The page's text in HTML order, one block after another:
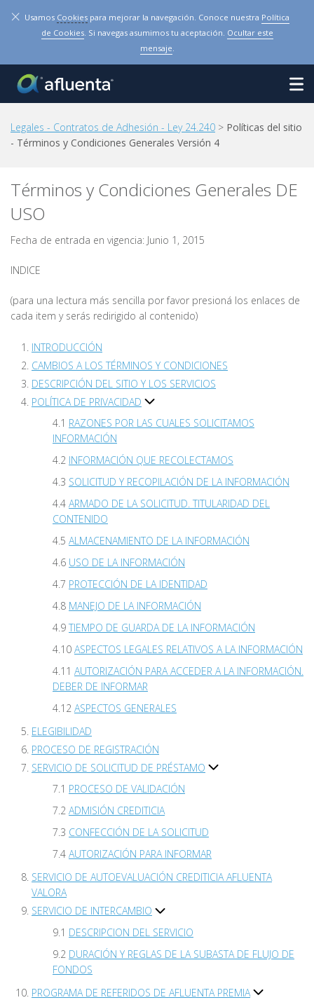
× Usamos Cookies para mejorar la navegación. Conoce nuestra Política
de Cookies. Si navegas asumimos tu aceptación. Ocultar este
mensaje.
Legales - Contratos de Adhesión - Ley 24.240 > Políticas del sitio
- Términos y Condiciones Generales Versión 4
Términos y Condiciones Generales DE
USO
Fecha de entrada en vigencia: Junio 1, 2015
INDICE
(para una lectura más sencilla por favor presioná los enlaces de
cada item y serás redirigido al contenido)
INTRODUCCIÓN
CAMBIOS A LOS TÉRMINOS Y CONDICIONES
DESCRIPCIÓN DEL SITIO Y LOS SERVICIOS
POLÍTICA DE PRIVACIDAD
RAZONES POR LAS CUALES SOLICITAMOS
INFORMACIÓN
INFORMACIÓN QUE RECOLECTAMOS
SOLICITUD Y RECOPILACIÓN DE LA INFORMACIÓN
ARMADO DE LA SOLICITUD. TITULARIDAD DEL
CONTENIDO
ALMACENAMIENTO DE LA INFORMACIÓN
USO DE LA INFORMACIÓN
PROTECCIÓN DE LA IDENTIDAD
MANEJO DE LA INFORMACIÓN
TIEMPO DE GUARDA DE LA INFORMACIÓN
ASPECTOS LEGALES RELATIVOS A LA INFORMACIÓN
AUTORIZACIÓN PARA ACCEDER A LA INFORMACIÓN.
DEBER DE INFORMAR
ASPECTOS GENERALES
ELEGIBILIDAD
PROCESO DE REGISTRACIÓN
SERVICIO DE SOLICITUD DE PRÉSTAMO
PROCESO DE VALIDACIÓN
ADMISIÓN CREDITICIA
CONFECCIÓN DE LA SOLICITUD
AUTORIZACIÓN PARA INFORMAR
SERVICIO DE AUTOEVALUACIÓN CREDITICIA AFLUENTA
VALORA
SERVICIO DE INTERCAMBIO
DESCRIPCION DEL SERVICIO
DURACIÓN Y REGLAS DE LA SUBASTA DE FLUJO DE
FONDOS
PROGRAMA DE REFERIDOS DE AFLUENTA PREMIA